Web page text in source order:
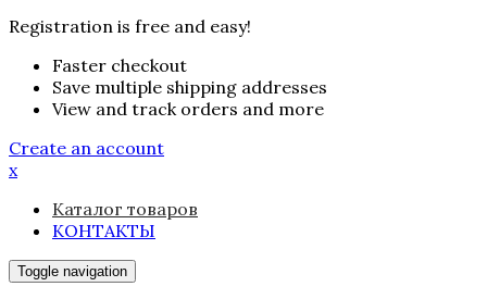
Registration is free and easy!
Faster checkout
Save multiple shipping addresses
View and track orders and more
Create an account
x
Каталог товаров
КОНТАКТЫ
Toggle navigation